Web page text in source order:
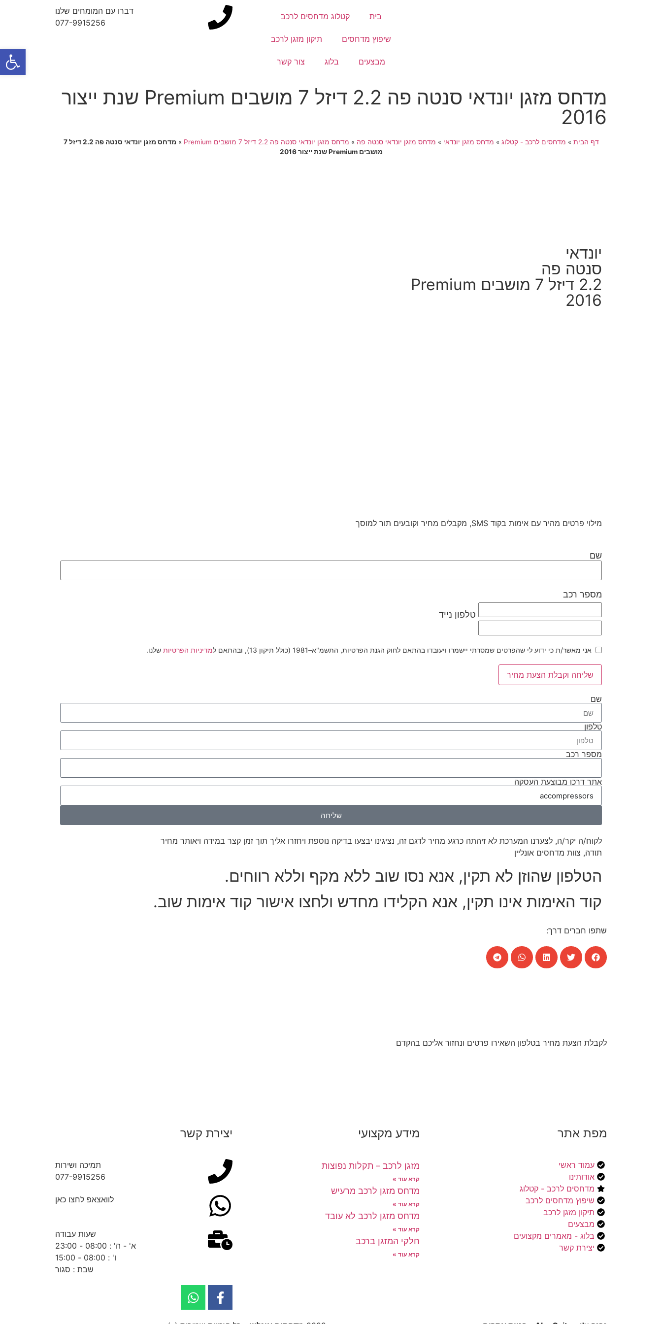
בית קטלוג מדחסים לרכב
שיפוץ מדחסים תיקון מזגן לרכב
מבצעים בלוג צור קשר
דברו עם המומחים שלנו
077-9915256
מדחס מזגן יונדאי סנטה פה 2.2 דיזל 7 מושבים Premium שנת ייצור
2016
דף הבית » מדחסים לרכב - קטלוג » מדחס מזגן יונדאי » מדחס מזגן יונדאי סנטה פה » מדחס מזגן יונדאי סנטה פה 2.2 דיזל 7 מושבים Premium »
מדחס מזגן יונדאי סנטה פה 2.2 דיזל 7
מושבים Premium שנת ייצור 2016
יונדאי
סנטה פה
2.2 דיזל 7 מושבים Premium
2016
מילוי פרטים מהיר עם אימות בקוד SMS, מקבלים מחיר וקובעים תור למוסך
שם
מספר רכב
טלפון נייד
אני מאשר/ת כי ידוע לי שהפרטים שמסרתי יישמרו ויעובדו בהתאם לחוק הגנת הפרטיות, התשמ"א–1981 (כולל תיקון 13), ובהתאם ל מדיניות הפרטיות שלנו.
שליחה וקבלת הצעת מחיר
שם
טלפון
מספר רכב
אתר דרכו מבוצעת העסקה
שליחה
לקוח/ה יקר/ה, לצערנו המערכת לא זיהתה כרגע מחיר לדגם זה, נציגינו יבצעו בדיקה נוספת ויחזרו אליך תוך זמן קצר במידה ויאותר מחיר
תודה, צוות מדחסים אונליין
הטלפון שהוזן לא תקין, אנא נסו שוב ללא מקף וללא רווחים.
קוד האימות אינו תקין, אנא הקלידו מחדש ולחצו אישור קוד אימות שוב.
שתפו חברים דרך:
לקבלת הצעת מחיר בטלפון השאירו פרטים ונחזור אליכם בהקדם
מפת אתר
עמוד ראשי
אודותינו
מדחסים לרכב - קטלוג
שיפוץ מדחסים לרכב
תיקון מזגן לרכב
מבצעים
בלוג - מאמרים מקצועים
יצירת קשר
מידע מקצועי
מזגן לרכב – תקלות נפוצות
קרא עוד »
מדחס מזגן לרכב מרעיש
קרא עוד »
מדחס מזגן לרכב לא עובד
קרא עוד »
חלקי המזגן ברכב
קרא עוד »
יצירת קשר
תמיכה ושירות
077-9915256
לוואצאפ לחצו כאן
שעות עבודה
א' - ה' : 08:00 - 23:00
ו' : 08:00 - 15:00
שבת : סגור